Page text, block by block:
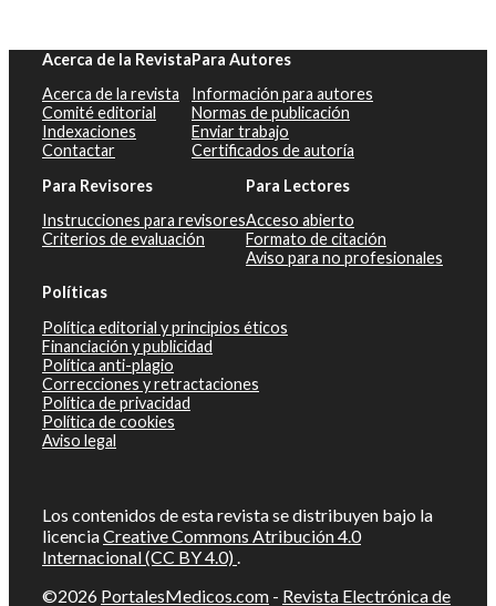
Acerca de la Revista
Acerca de la revista
Comité editorial
Indexaciones
Contactar
Para Autores
Información para autores
Normas de publicación
Enviar trabajo
Certificados de autoría
Para Revisores
Instrucciones para revisores
Criterios de evaluación
Para Lectores
Acceso abierto
Formato de citación
Aviso para no profesionales
Políticas
Política editorial y principios éticos
Financiación y publicidad
Política anti-plagio
Correcciones y retractaciones
Política de privacidad
Política de cookies
Aviso legal
Los contenidos de esta revista se distribuyen bajo la
licenciaCreative Commons Atribución 4.0
Internacional (CC BY 4.0) .
©2026 PortalesMedicos.com - Revista Electrónica de